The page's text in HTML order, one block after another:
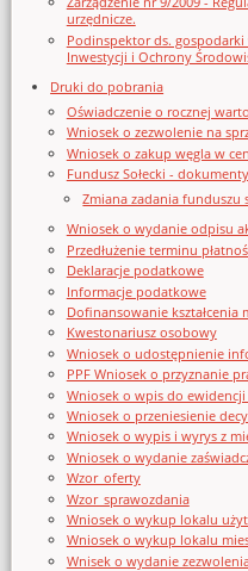
urzędnicze.
Podinspektor ds.
Inwestycji i Ochrony
Druki do pobrania
Oświadczenie o rocznej
Wniosek o zezwolenie na
Wniosek o zakup węgla w
Fundusz Sołecki - dokumenty
Zmiana zadania funduszu
Wniosek o wydanie odpisu
Przedłużenie terminu
Deklaracje podatkowe
Informacje podatkowe
Dofinansowanie kształcenia
Kwestonariusz osobowy
Wniosek o udostępnienie
PPF Wniosek o przyznanie
Wniosek o wpis do
Wniosek o przeniesienie
Wniosek o wypis i wyrys z
Wniosek o wydanie
Wzor_oferty
Wzor_sprawozdania
Wniosek o wykup lokalu
Wniosek o wykup lokalu
Wnisek o wydanie